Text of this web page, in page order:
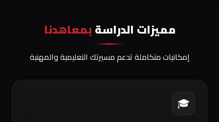
مميزات الدراسة بمعاهدنا
إمكانيات متكاملة تدعم مسيرتك التعليمية والمهنية
🎓